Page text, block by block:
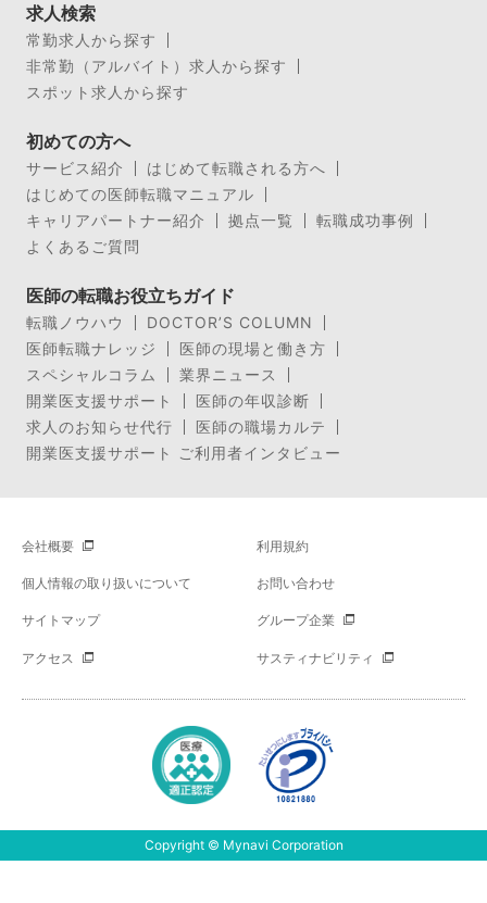
求人検索
常勤求人から探す
非常勤（アルバイト）求人から探す
スポット求人から探す
初めての方へ
サービス紹介
はじめて転職される方へ
はじめての医師転職マニュアル
キャリアパートナー紹介
拠点一覧
転職成功事例
よくあるご質問
医師の転職お役立ちガイド
転職ノウハウ
DOCTOR’S COLUMN
医師転職ナレッジ
医師の現場と働き方
スペシャルコラム
業界ニュース
開業医支援サポート
医師の年収診断
求人のお知らせ代行
医師の職場カルテ
開業医支援サポート ご利用者インタビュー
会社概要 利用規約
個人情報の取り扱いについて お問い合わせ
サイトマップ グループ企業
アクセス サスティナビリティ
Copyright © Mynavi Corporation